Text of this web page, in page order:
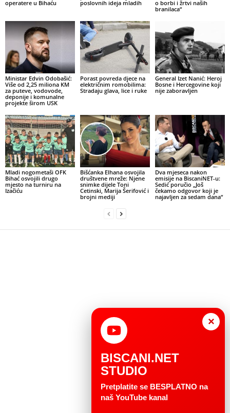
operatere u Bihaću
poslovnih ideja mladih
o borbi i žrtvi naših
branilaca“
Ministar Edvin Odobašić:
Više od 2,25 miliona KM
za puteve, vodovode,
deponije i komunalne
projekte širom USK
Porast povreda djece na
električnim romobilima:
Stradaju glava, lice i ruke
General Izet Nanić: Heroj
Bosne i Hercegovine koji
nije zaboravljen
Mladi nogometaši OFK
Bihać osvojili drugo
mjesto na turniru na
Izačiću
Bišćanka Elhana osvojila
društvene mreže: Njene
snimke dijele Toni
Cetinski, Marija Šerifović i
brojni mediji
Dva mjeseca nakon
emisije na BiscaniNET-u:
Sedić poručio „Još
čekamo odgovor koji je
najavljen za sedam dana“
×
BISCANI.NET
STUDIO
Pretplatite se BESPLATNO na
naš YouTube kanal